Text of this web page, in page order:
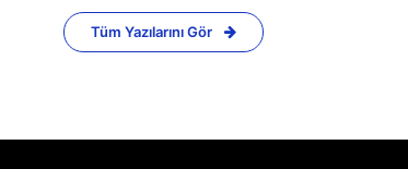
Tüm Yazılarını Gör